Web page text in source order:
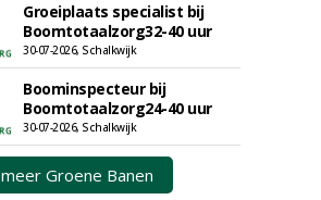
Groeiplaats specialist bij
Boomtotaalzorg32-40 uur
30-07-2026, Schalkwijk
Boominspecteur bij
Boomtotaalzorg24-40 uur
30-07-2026, Schalkwijk
meer Groene Banen